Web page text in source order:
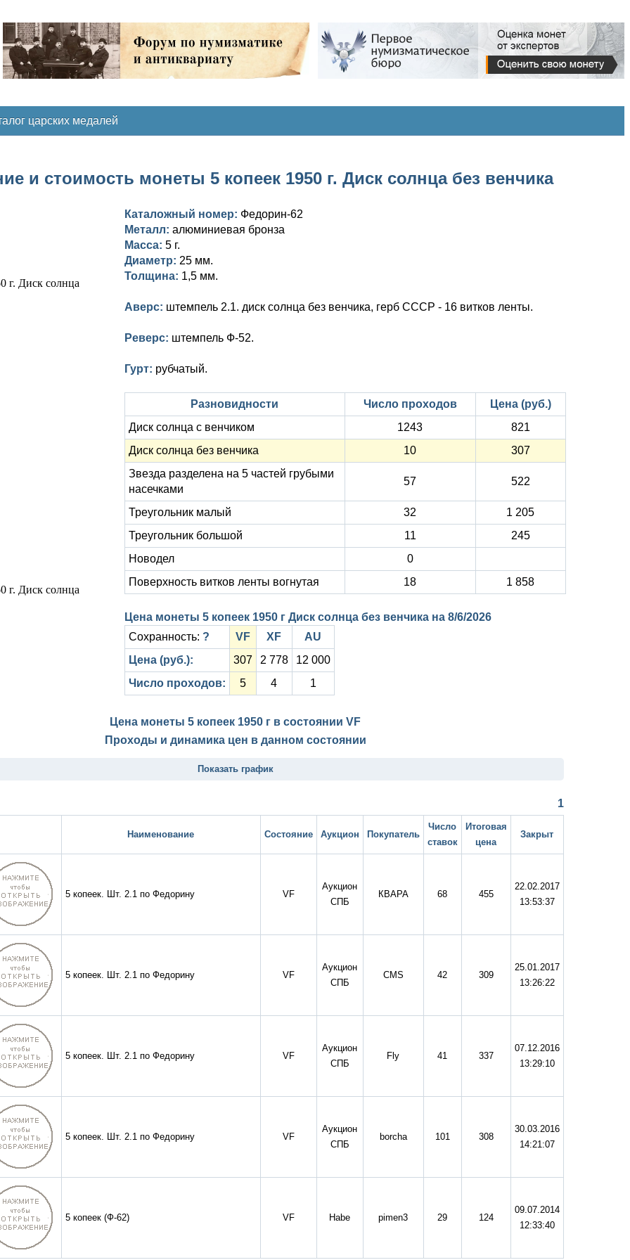
царских медалей
и стоимость монеты 5 копеек 1950 г. Диск солнца без венчика
Каталожный номер: Федорин-62
Металл: алюминиевая бронза
Масса: 5 г.
Диаметр: 25 мм.
Толщина: 1,5 мм.
Аверс: штемпель 2.1. диск солнца без венчика, герб СССР - 16 витков ленты.
Реверс: штемпель Ф-52.
Гурт: рубчатый.
Разновидности Число проходов
Цена (руб.)
Диск солнца с венчиком
1243
821
Диск солнца без венчика
10
307
Звезда разделена на 5 частей грубыми
насечками
57 522
Треугольник малый 32
1 205
Треугольник большой
11
245
Новодел
0
Поверхность витков ленты вогнутая
18 1 858
Цена монеты 5 копеек 1950 г Диск солнца без венчика на 8/6/2026
Сохранность: ? VF XF
AU
Цена (руб.):
307 2 778
12 000
Число проходов:
5 4 1
Цена монеты 5 копеек 1950 г в состоянии VF
Проходы и динамика цен в данном состоянии
Показать график
1
Наименование Состояние Аукцион Покупатель
Число
ставок
Итоговая
цена
Закрыт
5 копеек. Шт. 2.1 по Федорину VF
Аукцион
СПБ
КВАРА 68 455
22.02.2017
13:53:37
5 копеек. Шт. 2.1 по Федорину VF
Аукцион
СПБ
CMS 42 309
25.01.2017
13:26:22
5 копеек. Шт. 2.1 по Федорину VF
Аукцион
СПБ
Fly 41 337
07.12.2016
13:29:10
5 копеек. Шт. 2.1 по Федорину VF
Аукцион
СПБ
borcha 101 308
30.03.2016
14:21:07
5 копеек (Ф-62) VF Habe pimen3 29 124
09.07.2014
12:33:40